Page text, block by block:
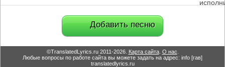
Добавить песню
©TranslatedLyrics.ru 2011-2026. Карта сайта. О нас
Любые вопросы по работе сайта вы можете задать на адрес: info [гав]
translatedlyrics.ru